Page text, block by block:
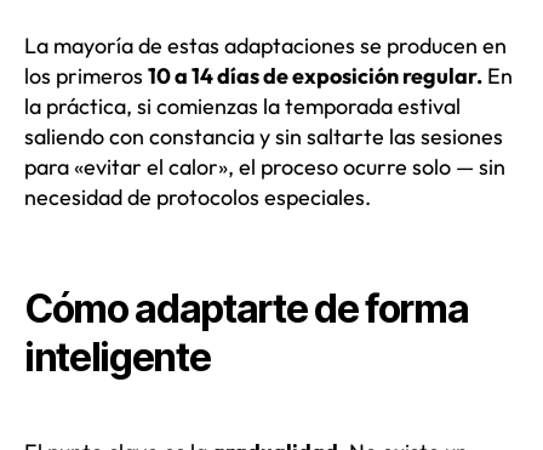
La mayoría de estas adaptaciones se producen en
los primeros 10 a 14 días de exposición regular. En
la práctica, si comienzas la temporada estival
saliendo con constancia y sin saltarte las sesiones
para «evitar el calor», el proceso ocurre solo — sin
necesidad de protocolos especiales.
Cómo adaptarte de forma
inteligente